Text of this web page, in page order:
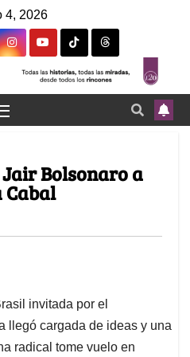
4, 2026
Bolsonaro a
invitada por el
llegó cargada de ideas y una
radical tome vuelo en